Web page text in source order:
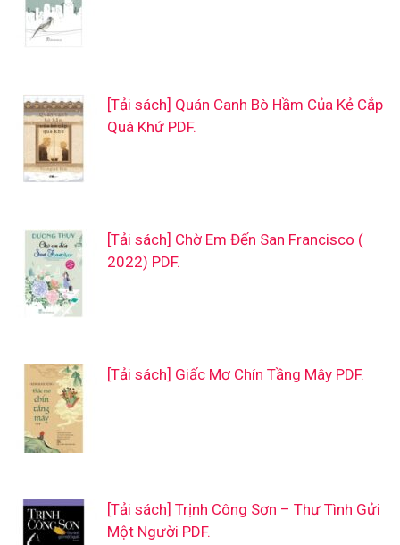
[Tải sách] Quán Canh Bò Hầm Của Kẻ Cắp
Quá Khứ PDF.
[Tải sách] Chờ Em Đến San Francisco (
2022) PDF.
[Tải sách] Giấc Mơ Chín Tầng Mây PDF.
[Tải sách] Trịnh Công Sơn – Thư Tình Gửi
Một Người PDF.